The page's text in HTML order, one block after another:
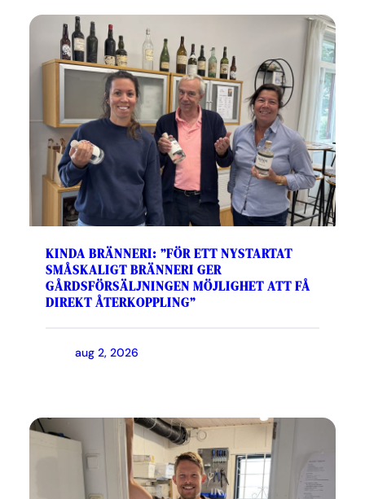
KINDA BRÄNNERI: ”FÖR ETT NYSTARTAT
SMÅSKALIGT BRÄNNERI GER
GÅRDSFÖRSÄLJNINGEN MÖJLIGHET ATT FÅ
DIREKT ÅTERKOPPLING”
aug 2, 2026